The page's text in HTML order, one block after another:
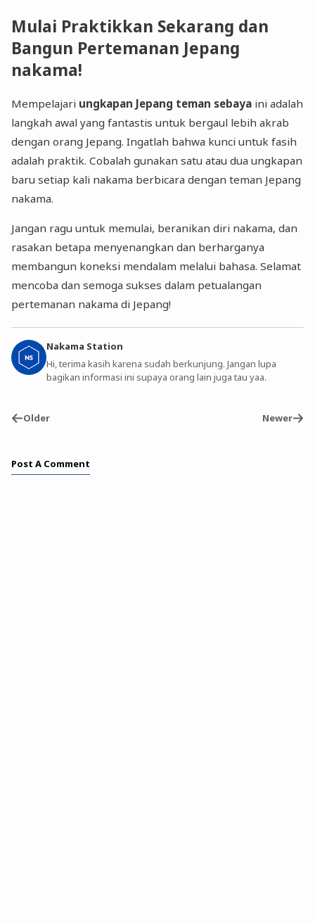
Mulai Praktikkan Sekarang dan
Bangun Pertemanan Jepang
nakama!
Mempelajari ungkapan Jepang teman sebaya ini adalah
langkah awal yang fantastis untuk bergaul lebih akrab
dengan orang Jepang. Ingatlah bahwa kunci untuk fasih
adalah praktik. Cobalah gunakan satu atau dua ungkapan
baru setiap kali nakama berbicara dengan teman Jepang
nakama.
Jangan ragu untuk memulai, beranikan diri nakama, dan
rasakan betapa menyenangkan dan berharganya
membangun koneksi mendalam melalui bahasa. Selamat
mencoba dan semoga sukses dalam petualangan
pertemanan nakama di Jepang!
Nakama Station
Hi, terima kasih karena sudah berkunjung. Jangan lupa
bagikan informasi ini supaya orang lain juga tau yaa.
Older Newer
Post A Comment